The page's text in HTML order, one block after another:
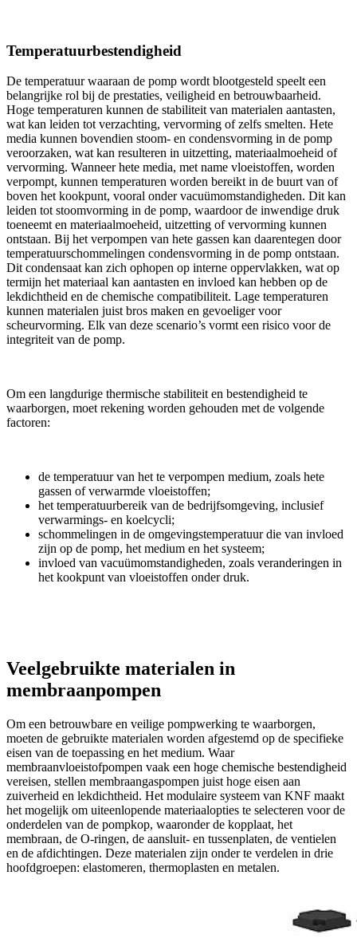
Temperatuurbestendigheid
De temperatuur waaraan de pomp wordt blootgesteld speelt een
belangrijke rol bij de prestaties, veiligheid en betrouwbaarheid.
Hoge temperaturen kunnen de stabiliteit van materialen aantasten,
wat kan leiden tot verzachting, vervorming of zelfs smelten. Hete
media kunnen bovendien stoom- en condensvorming in de pomp
veroorzaken, wat kan resulteren in uitzetting, materiaalmoeheid of
vervorming. Wanneer hete media, met name vloeistoffen, worden
verpompt, kunnen temperaturen worden bereikt in de buurt van of
boven het kookpunt, vooral onder vacuümomstandigheden. Dit kan
leiden tot stoomvorming in de pomp, waardoor de inwendige druk
toeneemt en materiaalmoeheid, uitzetting of vervorming kunnen
ontstaan. Bij het verpompen van hete gassen kan daarentegen door
temperatuurschommelingen condensvorming in de pomp ontstaan.
Dit condensaat kan zich ophopen op interne oppervlakken, wat op
termijn het materiaal kan aantasten en invloed kan hebben op de
lekdichtheid en de chemische compatibiliteit. Lage temperaturen
kunnen materialen juist bros maken en gevoeliger voor
scheurvorming. Elk van deze scenario’s vormt een risico voor de
integriteit van de pomp.
Om een langdurige thermische stabiliteit en bestendigheid te
waarborgen, moet rekening worden gehouden met de volgende
factoren:
de temperatuur van het te verpompen medium, zoals hete
gassen of verwarmde vloeistoffen;
het temperatuurbereik van de bedrijfsomgeving, inclusief
verwarmings- en koelcycli;
schommelingen in de omgevingstemperatuur die van invloed
zijn op de pomp, het medium en het systeem;
invloed van vacuümomstandigheden, zoals veranderingen in
het kookpunt van vloeistoffen onder druk.
Veelgebruikte materialen in
membraanpompen
Om een betrouwbare en veilige pompwerking te waarborgen,
moeten de gebruikte materialen worden afgestemd op de specifieke
eisen van de toepassing en het medium. Waar
membraanvloeistofpompen vaak een hoge chemische bestendigheid
vereisen, stellen membraangas­pompen juist hoge eisen aan
zuiverheid en lekdichtheid. Het modulaire systeem van KNF maakt
het mogelijk om uiteenlopende materiaalopties te selecteren voor de
onderdelen van de pompkop, waaronder de kopplaat, het
membraan, de O-ringen, de aansluit- en tussenplaten, de ventielen
en de afdichtingen. Deze materialen zijn onder te verdelen in drie
hoofdgroepen: elastomeren, thermoplasten en metalen.